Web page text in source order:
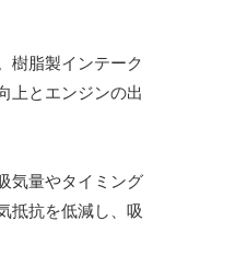
樹脂製インテーク
上とエンジンの出
気量やタイミング
抵抗を低減し、吸